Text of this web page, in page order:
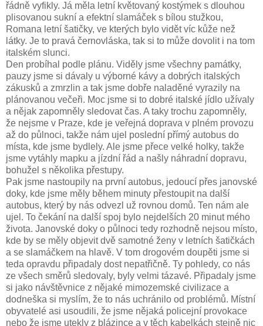
řádně vyfikly. Já měla letní květovaný kostýmek s dlouhou
plisovanou sukní a efektní slamáček s bílou stužkou,
Romana letní šatičky, ve kterých bylo vidět víc kůže než
látky. Je to pravá černovláska, tak si to může dovolit i na tom
italském slunci.
Den probíhal podle plánu. Viděly jsme všechny památky,
pauzy jsme si dávaly u výborné kávy a dobrých italských
zákusků a zmrzlin a tak jsme dobře naladěné vyrazily na
plánovanou večeři. Moc jsme si to dobré italské jídlo užívaly
a nějak zapomněly sledovat čas. A taky trochu zapomněly,
že nejsme v Praze, kde je veřejná doprava v plném provozu
až do půlnoci, takže nám ujel poslední přímý autobus do
místa, kde jsme bydlely. Ale jsme přece velké holky, takže
jsme vytáhly mapku a jízdní řád a našly náhradní dopravu,
bohužel s několika přestupy.
Pak jsme nastoupily na první autobus, jedoucí přes janovské
doky, kde jsme měly během minuty přestoupit na další
autobus, který by nás odvezl už rovnou domů. Ten nám ale
ujel. To čekání na další spoj bylo nejdelších 20 minut mého
života. Janovské doky o půlnoci tedy rozhodně nejsou místo,
kde by se měly objevit dvě samotné ženy v letních šatičkách
a se slamáčkem na hlavě. V tom drogovém doupěti jsme si
teda opravdu připadaly dost nepatřičně. Ty pohledy, co nás
ze všech směrů sledovaly, byly velmi tázavé. Připadaly jsme
si jako návštěvnice z nějaké mimozemské civilizace a
dodneška si myslím, že to nás uchránilo od problémů. Místní
obyvatelé asi usoudili, že jsme nějaká policejní provokace
nebo že jsme utekly z blázince a v těch kabelkách stejně nic